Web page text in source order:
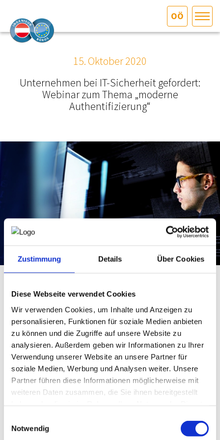
Zustimmung Details Über Cookies
Diese Webseite verwendet Cookies
Wir verwenden Cookies, um Inhalte und Anzeigen zu
personalisieren, Funktionen für soziale Medien anbieten
zu können und die Zugriffe auf unsere Website zu
analysieren. Außerdem geben wir Informationen zu Ihrer
Verwendung unserer Website an unsere Partner für
soziale Medien, Werbung und Analysen weiter. Unsere
Partner führen diese Informationen möglicherweise mit
weiteren Daten zusammen, die Sie ihnen bereitgestellt
Notwendig
OÖ
DAS INGENIEURBÜRO
MITGLIEDER­VERZEICHNIS
SERVICE
KONTAKT
15. Oktober 2020
Unternehmen bei IT-Sicherheit gefordert:
Webinar zum Thema „moderne
Authentifizierung“
Home-Office und die verteilte Zusammenarbeit mit
Mitarbeitern und Geschäftspartnern fordert
Unternehmen beim Schutz der geschäftsrelevanten IT-
Infrastruktur. Videokonferenzen, Chats, Smartphone-
Apps und Firmenlaptops bieten attraktive
„Hintertüren“ für Hacker, Kriminelle oder
Wirtschaftsspione.
Gerade beim verteilten Arbeiten ist es nicht immer klar,
wer denn wirklich hinter der Identität steckt. Umso
größeres Augenmerk müssen Unternehmerinnen und
Am 20. Oktober findet um 9 Uhr das nächste Webinar der